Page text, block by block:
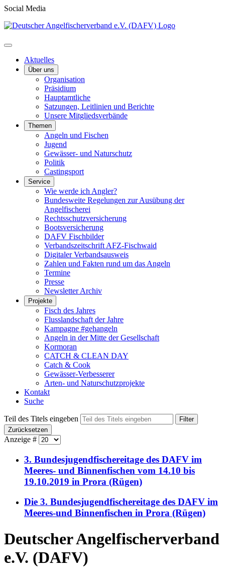
Social Media
Aktuelles
Über uns
Organisation
Präsidium
Hauptamtliche
Satzungen, Leitlinien und Berichte
Unsere Mitgliedsverbände
Themen
Angeln und Fischen
Jugend
Gewässer- und Naturschutz
Politik
Castingsport
Service
Wie werde ich Angler?
Bundesweite Regelungen zur Ausübung der
Angelfischerei
Rechtsschutzversicherung
Bootsversicherung
DAFV Fischbilder
Verbandszeitschrift AFZ-Fischwaid
Digitaler Verbandsausweis
Zahlen und Fakten rund um das Angeln
Termine
Presse
Newsletter Archiv
Projekte
Fisch des Jahres
Flusslandschaft der Jahre
Kampagne #gehangeln
Angeln in der Mitte der Gesellschaft
Kormoran
CATCH & CLEAN DAY
Catch & Cook
Gewässer-Verbesserer
Arten- und Naturschutzprojekte
Kontakt
Suche
Teil des Titels eingeben
Filter
Zurücksetzen
Anzeige #
3. Bundesjugendfischereitage des DAFV im
Meeres- und Binnenfischen vom 14.10 bis
19.10.2019 in Prora (Rügen)
Die 3. Bundesjugendfischereitage des DAFV im
Meeres-und Binnenfischen in Prora (Rügen)
Deutscher Angelfischerverband
e.V. (DAFV)